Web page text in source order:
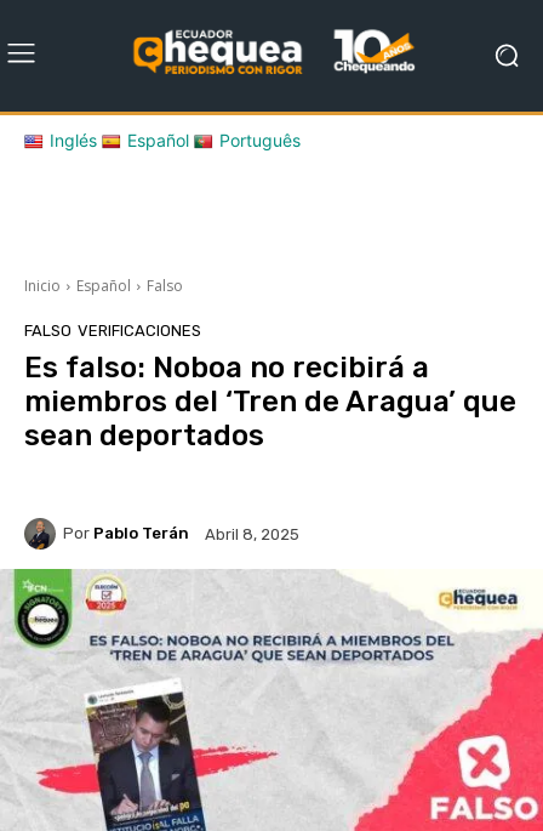
Inglés Español Português
Inicio Español Falso
FALSO VERIFICACIONES
Es falso: Noboa no recibirá a
miembros del ‘Tren de Aragua’ que
sean deportados
Por Pablo Terán Abril 8, 2025